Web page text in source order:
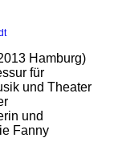
Hamburg)
für
und Theater
und
Fanny